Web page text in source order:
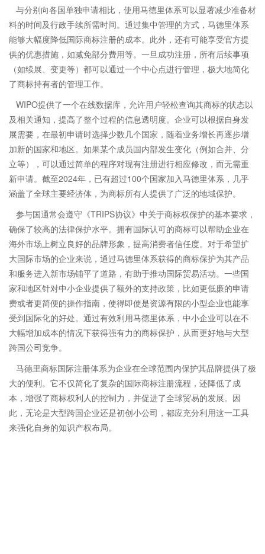
与分别向各国单独申请相比，使用马德里体系可以显著减少准备材
料的时间及行政手续所需时间。通过集中管理的方式，马德里体系
能够大幅度降低国际商标注册的成本。此外，还有可能享受官方提
供的优惠措施，如减免部分费用等。一旦成功注册，所有后续事项
（如续展、变更等）都可以通过一个中心点进行管理，极大地简化
了商标持有者的管理工作。
WIPO提供了一个在线数据库，允许用户轻松查询其商标的状态以
及相关通知，提高了整个过程的信息透明度。企业可以根据自身发
展需要，在最初申请时选择少数几个国家，随着业务增长再逐步增
加新的国家和地区。如果某个成员国内部发生变化（例如合并、分
立等），可以通过简单的程序对现有注册进行相应修改，而无需重
新申请。截至2024年，已有超过100个国家加入马德里体系，几乎
涵盖了全球主要经济体，为商标所有人提供了广泛的地域保护。
参与国通常会遵守《TRIPS协议》中关于商标权保护的基本要求，
确保了较高的法律保护水平。拥有国际认可的商标可以帮助企业在
海外市场上树立良好的品牌形象，提高消费者信任度。对于希望扩
大国际市场的企业来说，通过马德里体系获得的商标保护为其产品
和服务进入新市场铺平了道路，有助于推动国际贸易活动。一些国
家和地区针对中小企业提供了额外的支持政策，比如更低廉的申请
费或者更简便的操作指南，使得即使是资源有限的小型企业也能享
受到国际化的好处。通过有效利用马德里体系，中小企业可以在不
大幅增加成本的情况下获得强有力的商标保护，从而更好地与大型
跨国公司竞争。
马德里商标国际注册体系为企业在全球范围内保护其品牌提供了极
大的便利。它不仅简化了复杂的国际商标注册流程，还降低了成
本，增强了商标权利人的控制力，并促进了全球贸易的发展。因
此，无论是大型跨国企业还是初创小公司，都应充分利用这一工具
来强化自身的知识产权布局。